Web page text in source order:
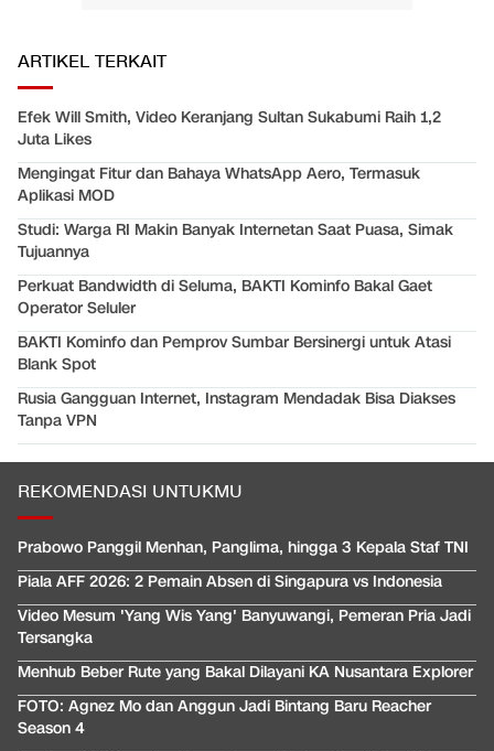
ARTIKEL TERKAIT
Efek Will Smith, Video Keranjang Sultan Sukabumi Raih 1,2
Juta Likes
Mengingat Fitur dan Bahaya WhatsApp Aero, Termasuk
Aplikasi MOD
Studi: Warga RI Makin Banyak Internetan Saat Puasa, Simak
Tujuannya
Perkuat Bandwidth di Seluma, BAKTI Kominfo Bakal Gaet
Operator Seluler
BAKTI Kominfo dan Pemprov Sumbar Bersinergi untuk Atasi
Blank Spot
Rusia Gangguan Internet, Instagram Mendadak Bisa Diakses
Tanpa VPN
REKOMENDASI UNTUKMU
Prabowo Panggil Menhan, Panglima, hingga 3 Kepala Staf TNI
Piala AFF 2026: 2 Pemain Absen di Singapura vs Indonesia
Video Mesum 'Yang Wis Yang' Banyuwangi, Pemeran Pria Jadi
Tersangka
Menhub Beber Rute yang Bakal Dilayani KA Nusantara Explorer
FOTO: Agnez Mo dan Anggun Jadi Bintang Baru Reacher
Season 4